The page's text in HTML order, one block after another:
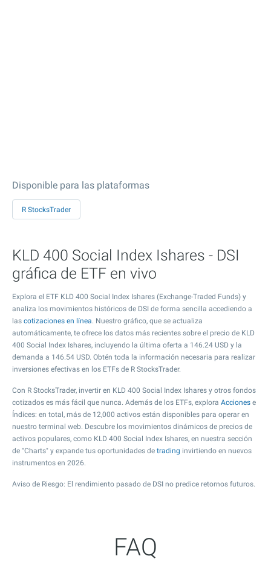
Disponible para las plataformas
R StocksTrader
KLD 400 Social Index Ishares - DSI
gráfica de ETF en vivo
Explora el ETF KLD 400 Social Index Ishares (Exchange-Traded Funds) y
analiza los movimientos históricos de DSI de forma sencilla accediendo a
las cotizaciones en línea. Nuestro gráfico, que se actualiza
automáticamente, te ofrece los datos más recientes sobre el precio de KLD
400 Social Index Ishares, incluyendo la última oferta a 146.24 USD y la
demanda a 146.54 USD. Obtén toda la información necesaria para realizar
inversiones efectivas en los ETFs de R StocksTrader.
Con R StocksTrader, invertir en KLD 400 Social Index Ishares y otros fondos
cotizados es más fácil que nunca. Además de los ETFs, explora Acciones e
Índices: en total, más de 12,000 activos están disponibles para operar en
nuestro terminal web. Descubre los movimientos dinámicos de precios de
activos populares, como KLD 400 Social Index Ishares, en nuestra sección
de "Charts" y expande tus oportunidades de trading invirtiendo en nuevos
instrumentos en 2026.
Aviso de Riesgo: El rendimiento pasado de DSI no predice retornos futuros.
FAQ